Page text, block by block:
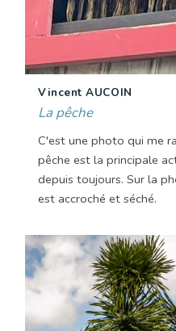
Vincent AUCOIN
La pêche
C'est une photo qui me
pêche est la principale
depuis toujours. Sur la
est accroché et séché.